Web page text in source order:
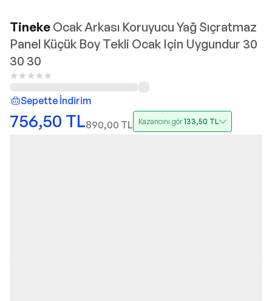
Tineke Ocak Arkası Koruyucu Yağ Sıçratmaz
Panel Küçük Boy Tekli Ocak Için Uygundur 30
30 30
Sepette İndirim
756,50 TL890,00 TL Kazancını gör133,50 TL